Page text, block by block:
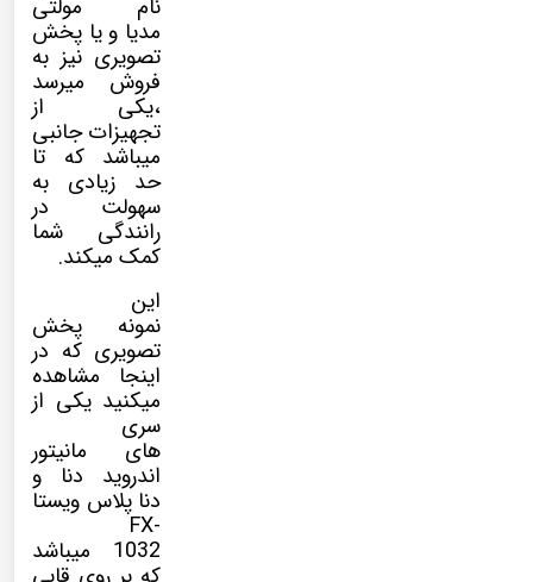
نام مولتی
مدیا و یا پخش
تصویری نیز به
فروش میرسد
،یکی از
تجهیزات جانبی
میباشد که تا
حد زیادی به
سهولت در
رانندگی شما
کمک میکند.
این
نمونه پخش
تصویری که در
اینجا مشاهده
میکنید یکی از
سری
های مانیتور
اندروید دنا و
دنا پلاس ویستا
FX-
1032 میباشد